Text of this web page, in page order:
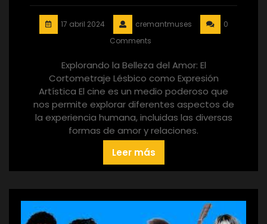
17 abril 2024 cremantmuses
0
Comments
Explorando la Belleza del Amor: El
Cortometraje Lésbico como Expresión
Artística El cine es un medio poderoso que
nos permite explorar diferentes aspectos de
la experiencia humana, incluidas las diversas
formas de amor y relaciones.
Leer más